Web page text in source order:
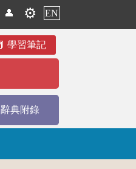
👤 ⚙️ EN
學習筆記
辭典附錄